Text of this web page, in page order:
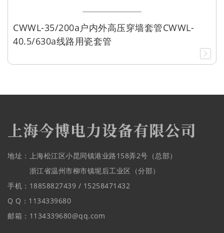
CWWL-35/200a户内外高压穿墙套管CWWL-
40.5/630a线路用瓷套管
地址：上海松江区小昆同镇港业路158弄2号（总部）
浙江省温州市柳市镇坭后工业区（分部）
手机：18858827439 / 15258471432
Q Q：1134339680
邮箱：1134339680@qq.com